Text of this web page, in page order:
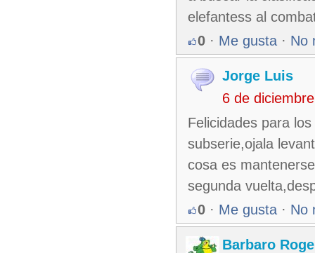
elefantess al
0 · Me gusta · No
Jorge Luis
6 de
Felicidades para
subserie,ojala
cosa es
segunda
0 · Me gusta · No
Barbaro